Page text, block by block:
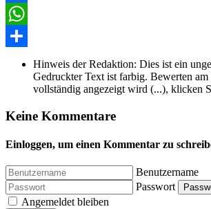
Facebook
WhatsApp
Hinweis der Redaktion: Dies ist ein
Gedruckter Text ist farbig. Bewerten
vollständig angezeigt wird (...), klicken
Keine Kommentare
Einloggen, um einen Kommentar zu
Benutzername
Passwort
Angemeldet bleiben